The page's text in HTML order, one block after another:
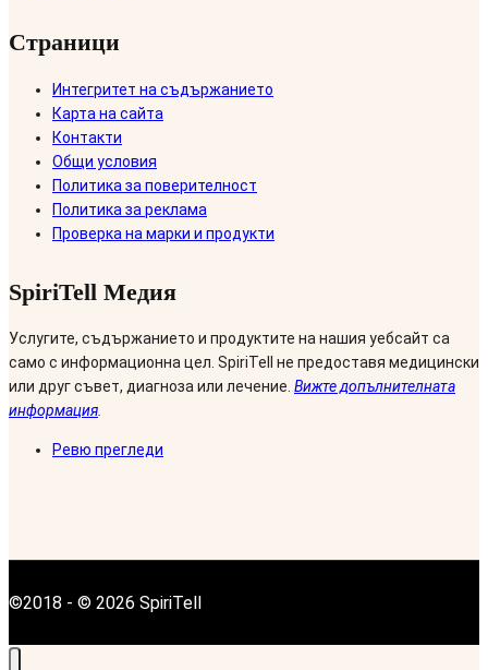
Страници
Интегритет на съдържанието
Карта на сайта
Контакти
Общи условия
Политика за поверителност
Политика за реклама
Проверка на марки и продукти
SpiriTell Медия
Услугите, съдържанието и продуктите на нашия уебсайт са
само с информационна цел. SpiriTell не предоставя медицински
или друг съвет, диагноза или лечение. Вижте допълнителната
информация
Ревю прегледи
©2018 - © 2026 SpiriTell